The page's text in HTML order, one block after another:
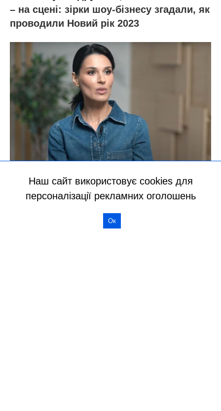
Наш сайт використовує cookies для
персоналізації рекламних оголошень
Ок